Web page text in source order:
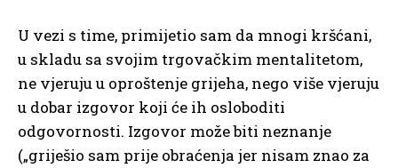
U vezi s time, primijetio sam da mnogi kršćani,
u skladu sa svojim trgovačkim mentalitetom,
ne vjeruju u oproštenje grijeha, nego više vjeruju
u dobar izgovor koji će ih osloboditi
odgovornosti. Izgovor može biti neznanje
(„griješio sam prije obraćenja jer nisam znao za